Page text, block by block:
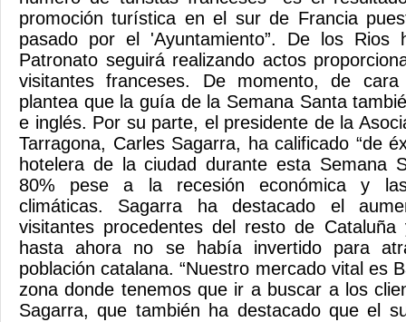
promoción turística en el sur de Francia
pasado por el 'Ayuntamiento”. De los Rios
Patronato seguirá realizando actos
visitantes franceses. De momento, de
plantea que la guía de la Semana Santa
e inglés. Por su parte, el presidente de la
Tarragona, Carles Sagarra, ha calificado “de
hotelera de la ciudad durante esta Semana
80% pese a la recesión económica y
climáticas. Sagarra ha destacado el
visitantes procedentes del resto de
hasta ahora no se había invertido para
población catalana. “Nuestro mercado vital es
zona donde tenemos que ir a buscar a los
Sagarra, que también ha destacado que el